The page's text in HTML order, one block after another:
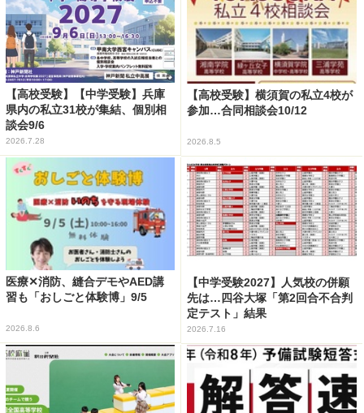
【高校受験】【中学受験】兵庫
県内の私立31校が集結、個別相
談会9/6
2026.7.28
【高校受験】横須賀の私立4校が
参加…合同相談会10/12
2026.8.5
医療✕消防、縫合デモやAED講
習も「おしごと体験博」9/5
2026.8.6
【中学受験2027】人気校の併願
先は…四谷大塚「第2回合不合判
定テスト」結果
2026.7.16